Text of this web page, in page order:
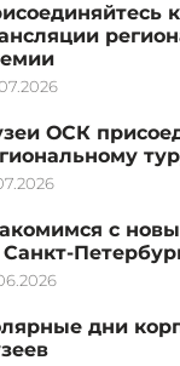
ОСК
с
Санкт-
дни